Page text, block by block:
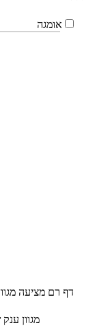
אומגה
דף רם מציעה
מגוון